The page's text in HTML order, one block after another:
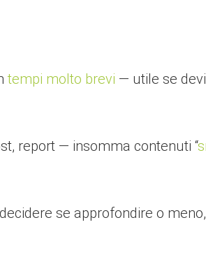
tempi molto brevi — utile se
report — insomma contenuti “
se approfondire o